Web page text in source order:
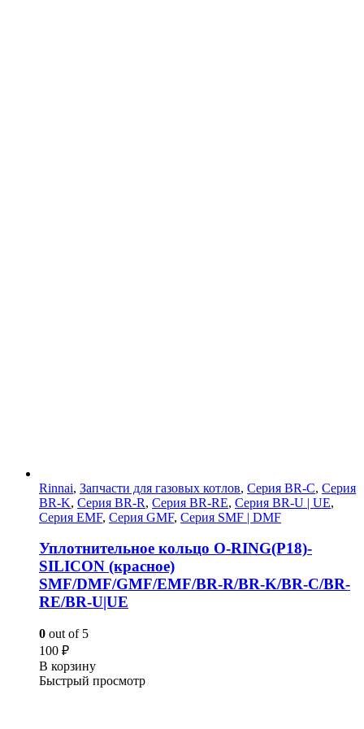
Rinnai, Запчасти для газовых котлов, Серия BR-C, Серия
BR-K, Серия BR-R, Серия BR-RE, Серия BR-U | UE,
Серия EMF, Серия GMF, Серия SMF | DMF
Уплотнительное кольцо O-RING(P18)-
SILICON (красное)
SMF/DMF/GMF/EMF/BR-R/BR-K/BR-C/BR-
RE/BR-U|UE
0 out of 5
100 ₽
В корзину
Быстрый просмотр